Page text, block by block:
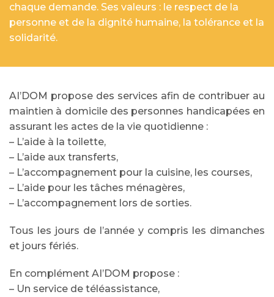
chaque demande. Ses valeurs : le respect de la
personne et de la dignité humaine, la tolérance et la
solidarité.
AI’DOM propose des services afin de contribuer au
maintien à domicile des personnes handicapées en
assurant les actes de la vie quotidienne :
– L’aide à la toilette,
– L’aide aux transferts,
– L’accompagnement pour la cuisine, les courses,
– L’aide pour les tâches ménagères,
– L’accompagnement lors de sorties.
Tous les jours de l’année y compris les dimanches
et jours fériés.
En complément AI’DOM propose :
– Un service de téléassistance,